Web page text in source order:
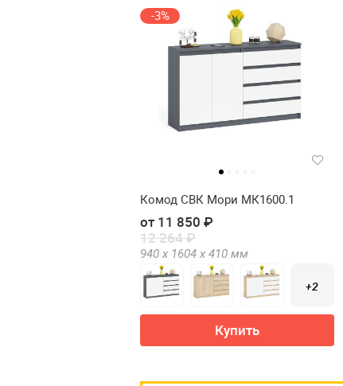
-3%
Комод СВК Мори МК1600.1
от 11 850 ₽
12 264 ₽
940 х 1604 х 410 мм
+2
Купить